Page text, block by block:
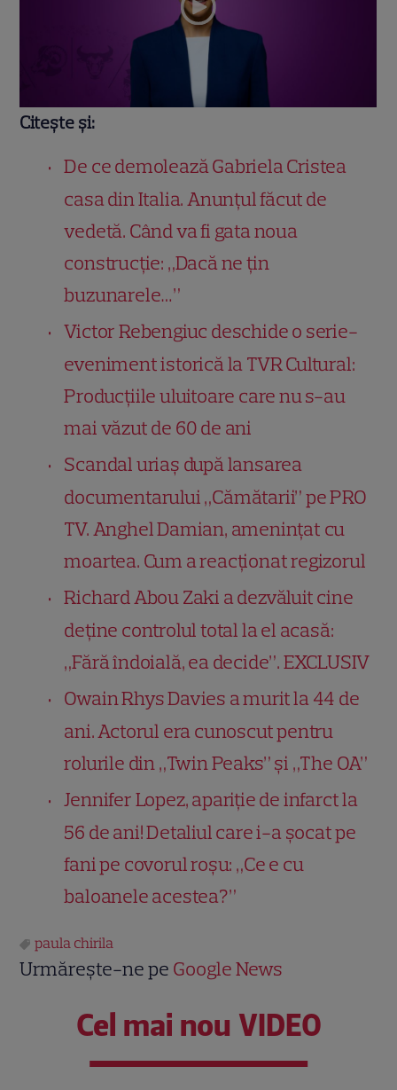
Citește și:
De ce demolează Gabriela Cristea
casa din Italia. Anunțul făcut de
vedetă. Când va fi gata noua
construcție: „Dacă ne țin
buzunarele…”
Victor Rebengiuc deschide o serie-
eveniment istorică la TVR Cultural:
Producțiile uluitoare care nu s-au
mai văzut de 60 de ani
Scandal uriaș după lansarea
documentarului „Cămătarii” pe PRO
TV. Anghel Damian, amenințat cu
moartea. Cum a reacționat regizorul
Richard Abou Zaki a dezvăluit cine
deține controlul total la el acasă:
„Fără îndoială, ea decide”. EXCLUSIV
Owain Rhys Davies a murit la 44 de
ani. Actorul era cunoscut pentru
rolurile din „Twin Peaks” și „The OA”
Jennifer Lopez, apariție de infarct la
56 de ani! Detaliul care i-a șocat pe
fani pe covorul roșu: „Ce e cu
baloanele acestea?”
paula chirila
Urmărește-ne pe Google News
Cel mai nou VIDEO